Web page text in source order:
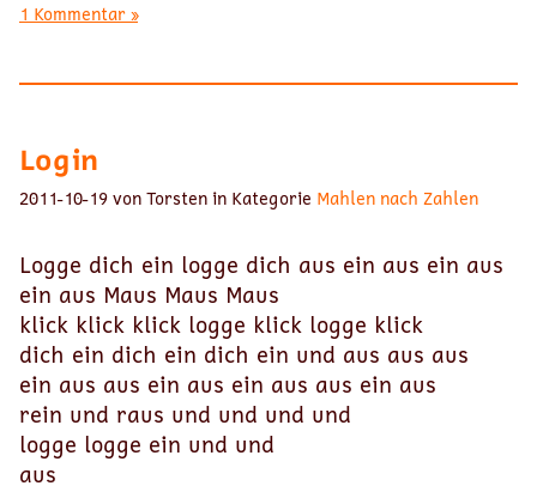
1 Kommentar »
Login
2011-10-19 von Torsten in Kategorie Mahlen nach Zahlen
Logge dich ein logge dich aus ein aus ein aus
ein aus Maus Maus Maus
klick klick klick logge klick logge klick
dich ein dich ein dich ein und aus aus aus
ein aus aus ein aus ein aus aus ein aus
rein und raus und und und und
logge logge ein und und
aus